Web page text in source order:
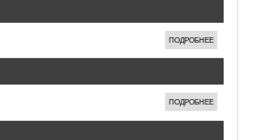
ПОДРОБНЕЕ
ПОДРОБНЕЕ